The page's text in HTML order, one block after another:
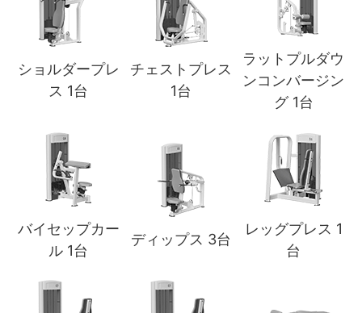
ショルダープレ
ス 1台
チェストプレス
1台
ラットプルダウ
ンコンバージン
グ 1台
バイセップカー
ル 1台
ディップス 3台
レッグプレス 1
台